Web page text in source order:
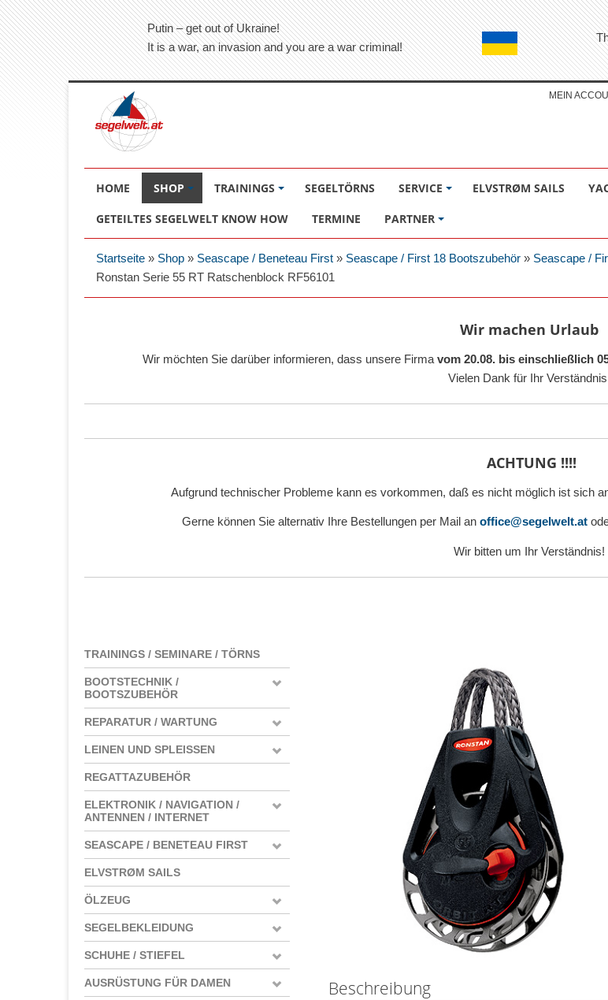
Putin – get out of Ukraine!
It is a war, an invasion and you are a war criminal!
MEIN
HOME SHOP TRAININGS SEGELTÖRNS SERVICE ELVSTRØM SAILS
GETEILTES SEGELWELT KNOW HOW TERMINE PARTNER
Startseite » Shop » Seascape / Beneteau First » Seascape / First 18 Bootszubehör » Seascape /
Ronstan Serie 55 RT Ratschenblock RF56101
Wir machen Urlaub
Wir möchten Sie darüber informieren, dass unsere Firma vom 20.08. bis einschließlich
Vielen Dank für Ihr
ACHTUNG !!!!
Aufgrund technischer Probleme kann es vorkommen, daß es nicht möglich ist sich
Gerne können Sie alternativ Ihre Bestellungen per Mail an office@segelwelt.at
Wir bitten um Ihr Verständnis!
TRAININGS / SEMINARE / TÖRNS
BOOTSTECHNIK /
BOOTSZUBEHÖR
REPARATUR / WARTUNG
LEINEN UND SPLEISSEN
REGATTAZUBEHÖR
ELEKTRONIK / NAVIGATION /
ANTENNEN / INTERNET
SEASCAPE / BENETEAU FIRST
ELVSTRØM SAILS
ÖLZEUG
SEGELBEKLEIDUNG
SCHUHE / STIEFEL
AUSRÜSTUNG FÜR DAMEN Beschreibung